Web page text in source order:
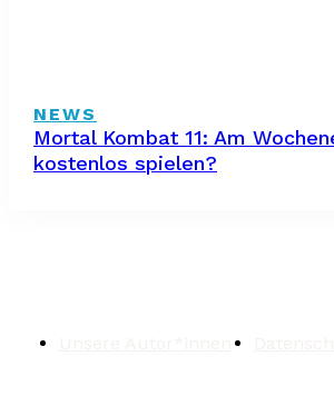
NEWS
Mortal Kombat 11: Am
kostenlos spielen?